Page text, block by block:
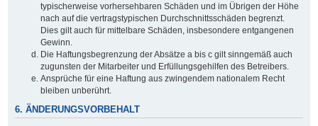
typischerweise vorhersehbaren Schäden und im Übrigen der Höhe
nach auf die vertragstypischen Durchschnittsschäden begrenzt.
Dies gilt auch für mittelbare Schäden, insbesondere entgangenen
Gewinn.
Die Haftungsbegrenzung der Absätze a bis c gilt sinngemäß auch
zugunsten der Mitarbeiter und Erfüllungsgehilfen des Betreibers.
Ansprüche für eine Haftung aus zwingendem nationalem Recht
bleiben unberührt.
6. ÄNDERUNGSVORBEHALT